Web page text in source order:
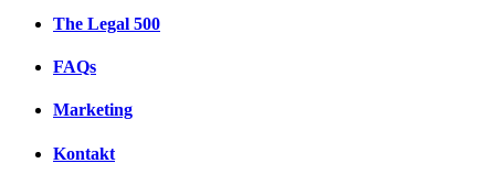
The Legal 500
FAQs
Marketing
Kontakt